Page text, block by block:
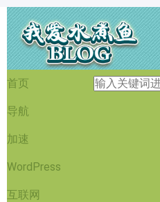
首页
导航
加速
WordPress
互联网